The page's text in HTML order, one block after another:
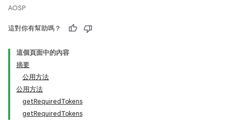
AOSP
這對你有幫助嗎？
這個頁面中的內容
摘要
公用方法
公用方法
getRequiredTokens
getRequiredTokens